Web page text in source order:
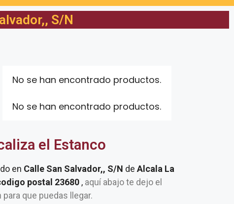
S/N
No se han encontrado productos.
No se han encontrado productos.
el Estanco
en Calle San Salvador,, S/N de Alcala La
postal 23680 , aquí abajo te dejo el
que puedas llegar.